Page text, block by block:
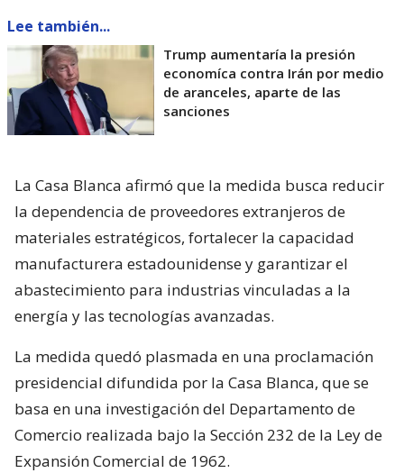
Lee también...
Trump aumentaría la presión
economíca contra Irán por medio
de aranceles, aparte de las
sanciones
La Casa Blanca afirmó que la medida busca reducir
la dependencia de proveedores extranjeros de
materiales estratégicos, fortalecer la capacidad
manufacturera estadounidense y garantizar el
abastecimiento para industrias vinculadas a la
energía y las tecnologías avanzadas.
La medida quedó plasmada en una proclamación
presidencial difundida por la Casa Blanca, que se
basa en una investigación del Departamento de
Comercio realizada bajo la Sección 232 de la Ley de
Expansión Comercial de 1962.